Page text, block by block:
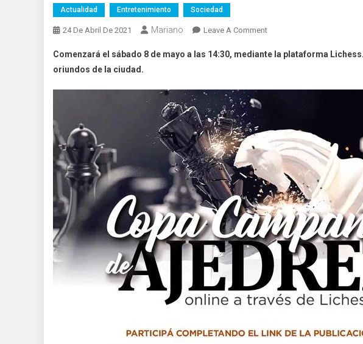
Actualidad Entretenimiento Sociedad
24 De Abril De 2021 Mariano Leave A CommentOn
Viene
Comenzará el sábado 8 de mayo a las 14:30, mediante la plataforma
oriundos de la ciudad.